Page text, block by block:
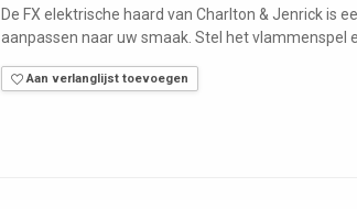
De FX elektrische haard van Charlton & Jenrick is
aanpassen naar uw smaak. Stel het vlammenspel
Aan verlanglijst toevoegen